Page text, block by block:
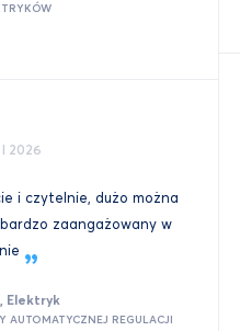
I 2026
i czytelnie, dużo można
zaangażowany w
Elektryk
AUTOMATYCZNEJ REGULACJI